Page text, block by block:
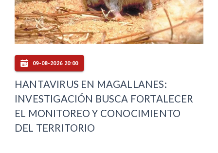
09-08-2026 20:00
HANTAVIRUS EN MAGALLANES:
INVESTIGACIÓN BUSCA FORTALECER
EL MONITOREO Y CONOCIMIENTO
DEL TERRITORIO